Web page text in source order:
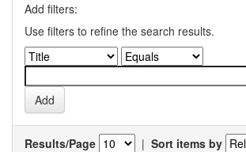
Add filters:
Use filters to refine the search results.
Results/Page | Sort items by